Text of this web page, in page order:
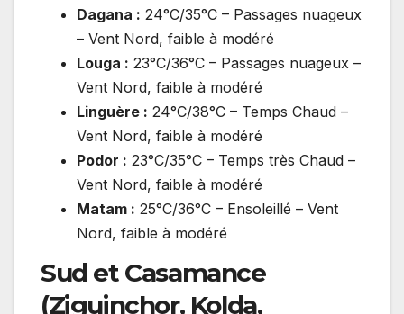
Dagana : 24°C/35°C – Passages nuageux
– Vent Nord, faible à modéré
Louga : 23°C/36°C – Passages nuageux –
Vent Nord, faible à modéré
Linguère : 24°C/38°C – Temps Chaud –
Vent Nord, faible à modéré
Podor : 23°C/35°C – Temps très Chaud –
Vent Nord, faible à modéré
Matam : 25°C/36°C – Ensoleillé – Vent
Nord, faible à modéré
Sud et Casamance
(Ziguinchor, Kolda,